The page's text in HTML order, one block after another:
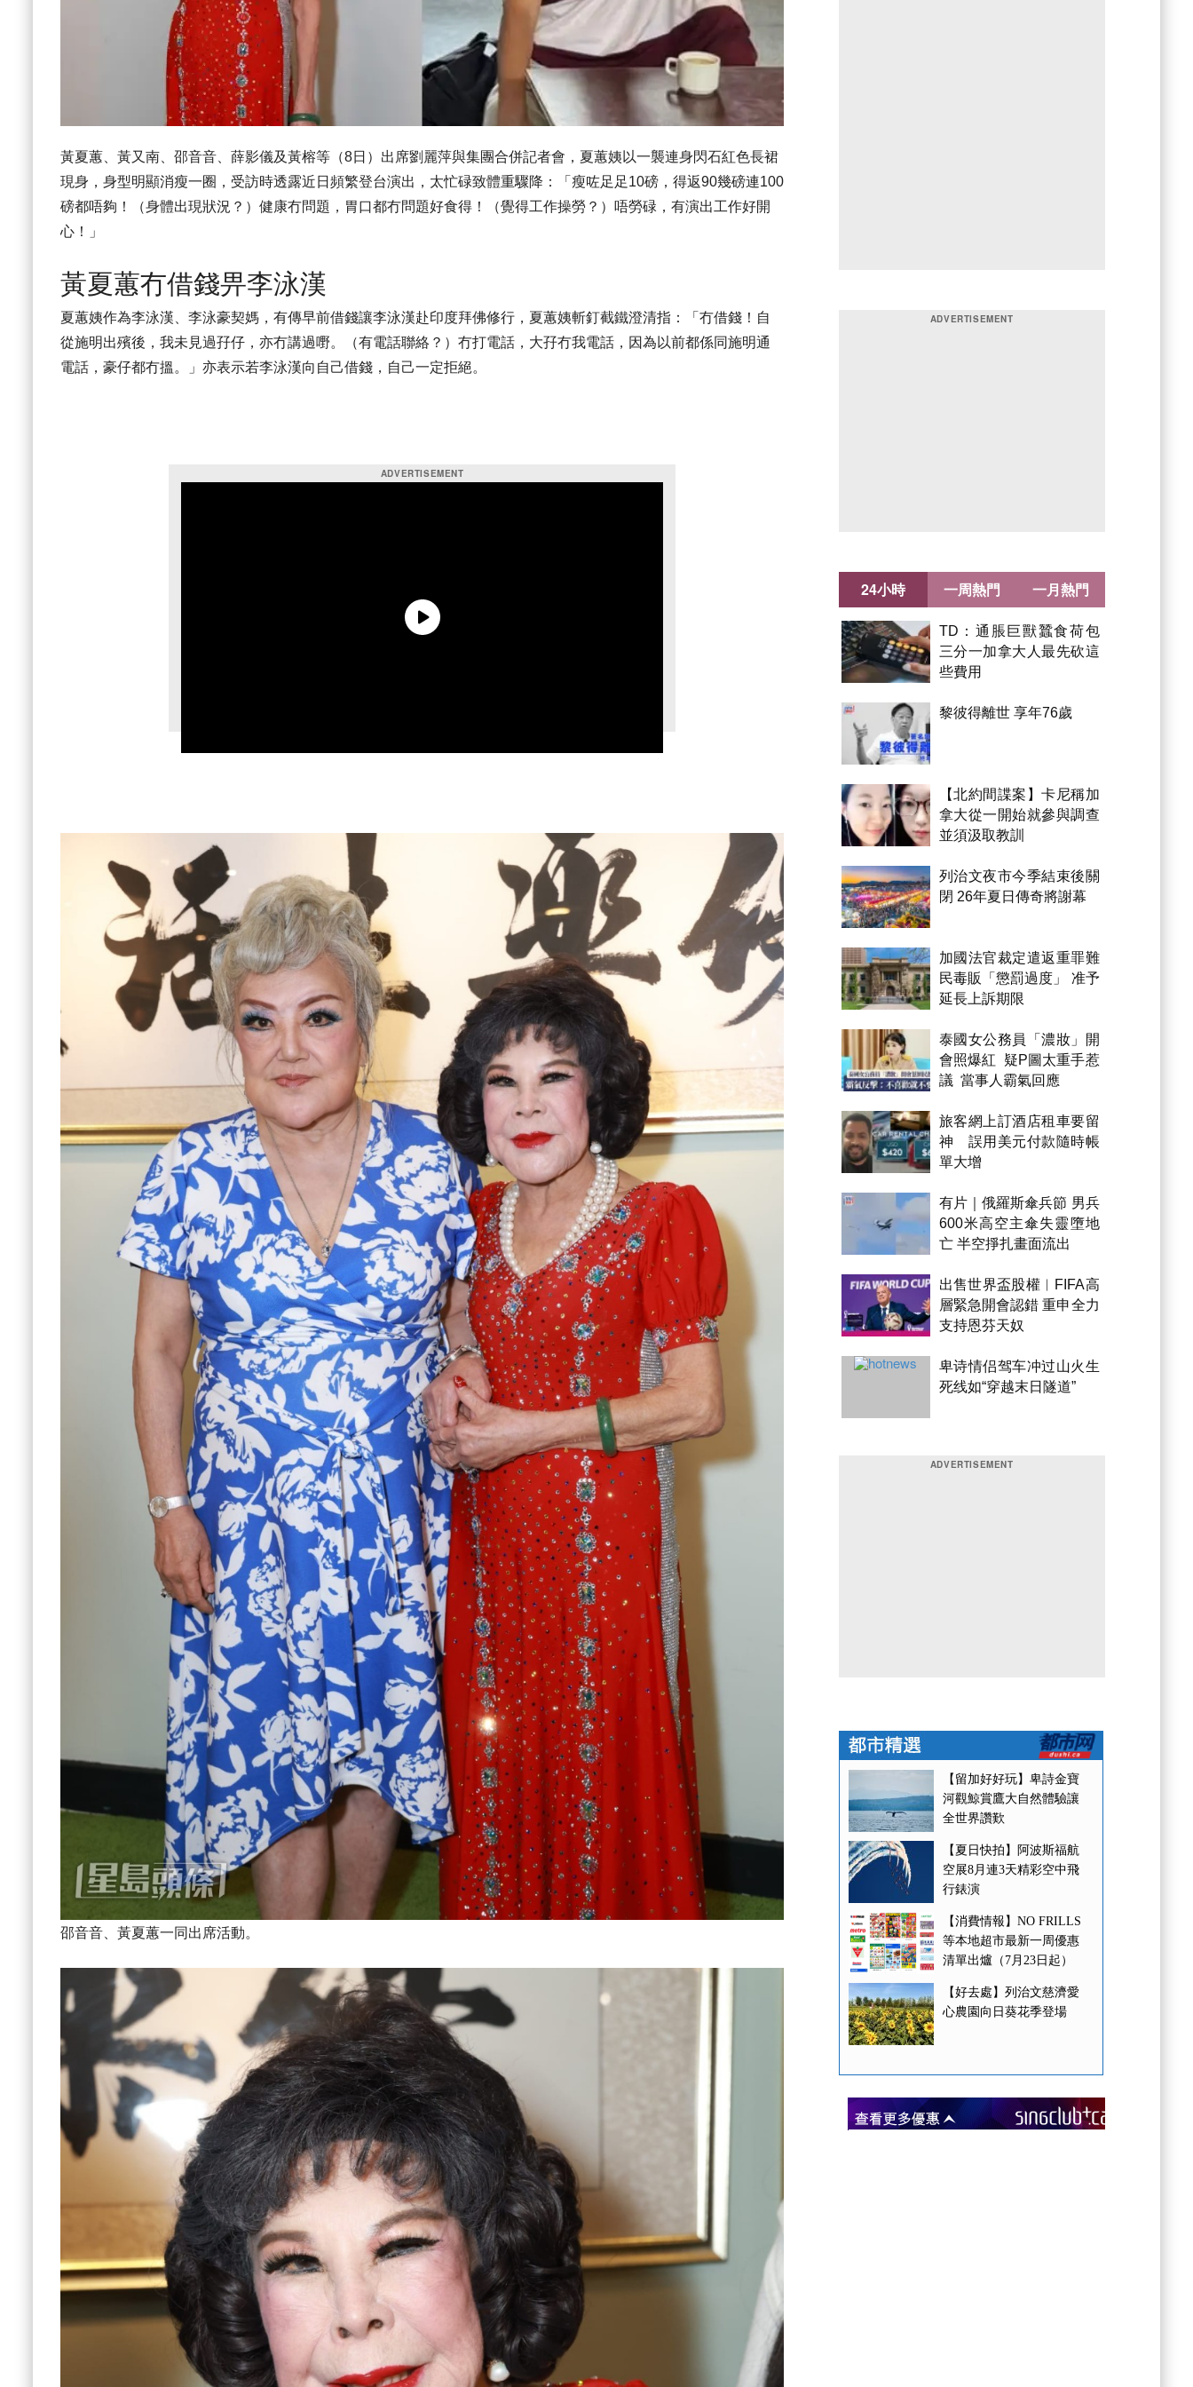
黃夏蕙、黃又南、邵音音、薛影儀及黃榕等（8日）出席劉麗萍與集團合併記者會，夏蕙姨以一襲連身閃石紅色長裙
現身，身型明顯消瘦一圈，受訪時透露近日頻繁登台演出，太忙碌致體重驟降：「瘦咗足足10磅，得返90幾磅連100
磅都唔夠！（身體出現狀況？）健康冇問題，胃口都冇問題好食得！（覺得工作操勞？）唔勞碌，有演出工作好開
心！」
黃夏蕙冇借錢畀李泳漢
夏蕙姨作為李泳漢、李泳豪契媽，有傳早前借錢讓李泳漢赴印度拜佛修行，夏蕙姨斬釘截鐵澄清指：「冇借錢！自
從施明出殯後，我未見過孖仔，亦冇講過嘢。（有電話聯絡？）冇打電話，大孖冇我電話，因為以前都係同施明通
電話，豪仔都冇搵。」亦表示若李泳漢向自己借錢，自己一定拒絕。
邵音音、黃夏蕙一同出席活動。
24小時
TD：通脹巨獸蠶食荷包
三分一加拿大人最先砍這
些費用
黎彼得離世 享年76歲
【北約間諜案】卡尼稱加
拿大從一開始就參與調查
並須汲取教訓
列治文夜市今季結束後關
閉 26年夏日傳奇將謝幕
加國法官裁定遣返重罪難
民毒販「懲罰過度」 准予
延長上訴期限
泰國女公務員「濃妝」開
會照爆紅 疑P圖太重手惹
議 當事人霸氣回應
旅客網上訂酒店租車要留
神 誤用美元付款隨時帳
單大增
有片｜俄羅斯傘兵節 男兵
600米高空主傘失靈墮地
亡 半空掙扎畫面流出
出售世界盃股權︱FIFA高
層緊急開會認錯 重申全力
支持恩芬天奴
卑诗情侣驾车冲过山火生
死线如“穿越末日隧道”
一周熱門 一月熱門